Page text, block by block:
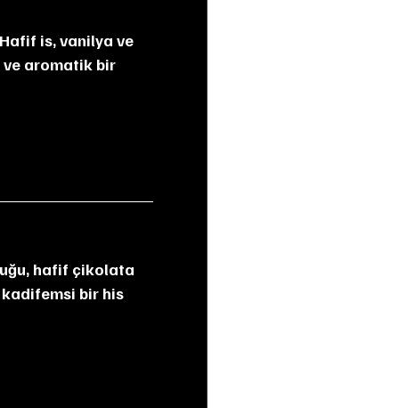
aromatik bir
kadifemsi bir his